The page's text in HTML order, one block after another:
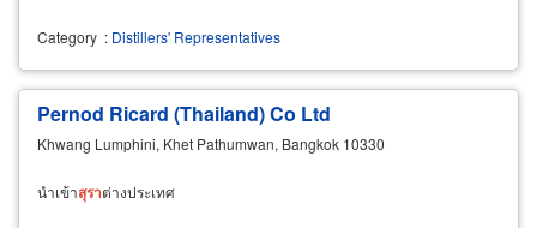
Category : Distillers' Representatives
Pernod Ricard (Thailand) Co Ltd
Khwang Lumphini, Khet Pathumwan, Bangkok 10330
นำเข้าสุราต่างประเทศ